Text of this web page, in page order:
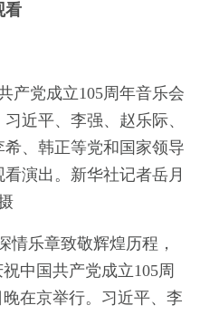
看
产党成立105周年音乐会
近平、李强、赵乐际、
、韩正等党和国家领导
演出。新华社记者岳月
情乐章致敬辉煌历程，
中国共产党成立105周
在京举行。习近平、李